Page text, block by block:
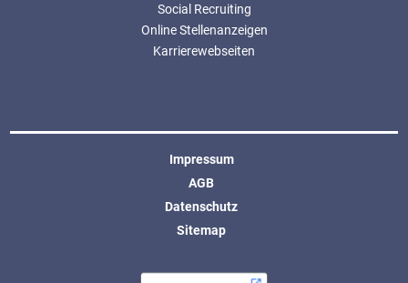
Social Recruiting
Online Stellenanzeigen
Karrierewebseiten
Impressum
AGB
Datenschutz
Sitemap